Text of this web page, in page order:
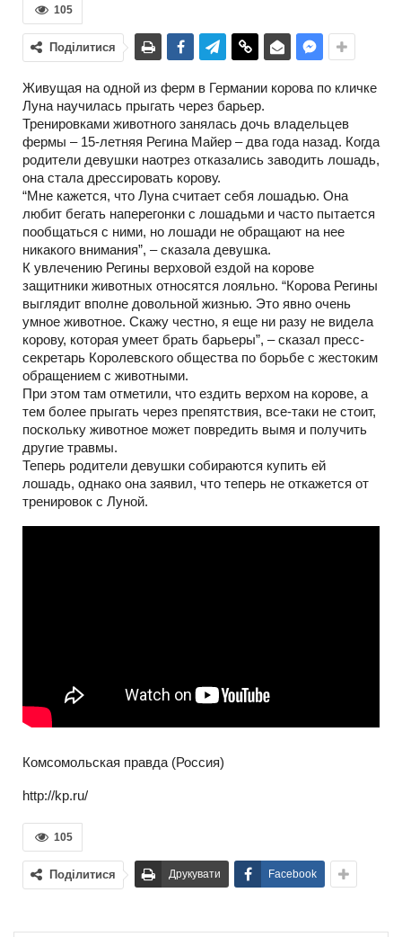
105
Поділитися
Живущая на одной из ферм в Германии корова по кличке
Луна научилась прыгать через барьер.
Тренировками животного занялась дочь владельцев
фермы – 15-летняя Регина Майер – два года назад. Когда
родители девушки наотрез отказались заводить лошадь,
она стала дрессировать корову.
“Мне кажется, что Луна считает себя лошадью. Она
любит бегать наперегонки с лошадьми и часто пытается
пообщаться с ними, но лошади не обращают на нее
никакого внимания”, – сказала девушка.
К увлечению Регины верховой ездой на корове
защитники животных относятся лояльно. “Корова Регины
выглядит вполне довольной жизнью. Это явно очень
умное животное. Скажу честно, я еще ни разу не видела
корову, которая умеет брать барьеры”, – сказал пресс-
секретарь Королевского общества по борьбе с жестоким
обращением с животными.
При этом там отметили, что ездить верхом на корове, а
тем более прыгать через препятствия, все-таки не стоит,
поскольку животное может повредить вымя и получить
другие травмы.
Теперь родители девушки собираются купить ей
лошадь, однако она заявил, что теперь не откажется от
тренировок с Луной.
Комсомольская правда (Россия)
http://kp.ru/
105
Поділитися Друкувати Facebook